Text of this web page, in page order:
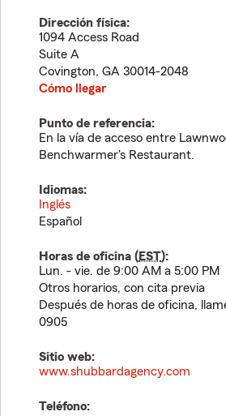
Dirección física:
1094 Access Road
Suite A
Covington, GA 30014-2048
Cómo llegar
Punto de referencia:
En la vía de acceso entre
Benchwarmer's Restaurant.
Idiomas:
Inglés
Español
Horas de oficina (EST):
Lun. - vie. de 9:00 AM a 5:00 PM
Otros horarios, con cita previa
Después de horas de oficina,
0905
Sitio web:
www.shubbardagency.com
Teléfono: